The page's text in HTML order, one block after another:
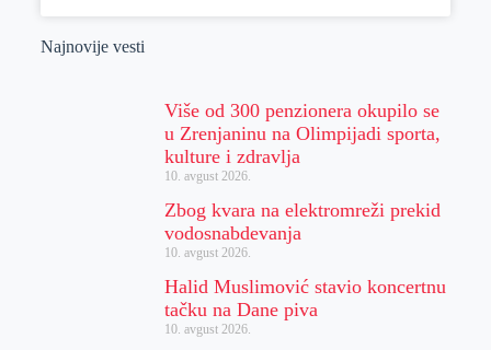
Najnovije vesti
Više od 300 penzionera okupilo se
u Zrenjaninu na Olimpijadi sporta,
kulture i zdravlja
10. avgust 2026.
Zbog kvara na elektromreži prekid
vodosnabdevanja
10. avgust 2026.
Halid Muslimović stavio koncertnu
tačku na Dane piva
10. avgust 2026.